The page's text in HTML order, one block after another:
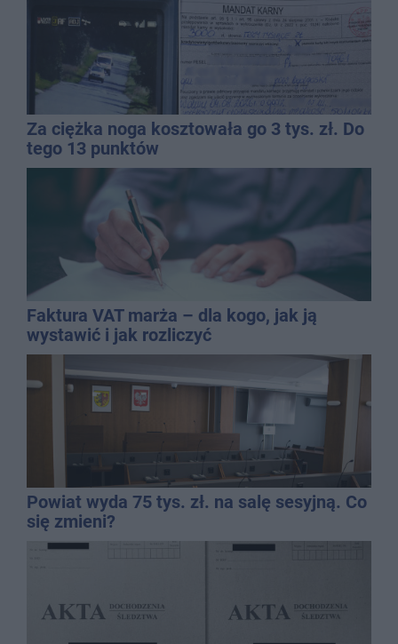
Za ciężka noga kosztowała go 3 tys. zł. Do
tego 13 punktów
Faktura VAT marża – dla kogo, jak ją
wystawić i jak rozliczyć
Powiat wyda 75 tys. zł. na salę sesyjną. Co
się zmieni?